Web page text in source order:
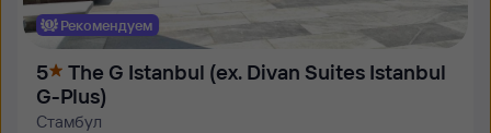
Рекомендуем
5
The G Istanbul (ex. Divan Suites Istanbul
G-Plus)
Стамбул